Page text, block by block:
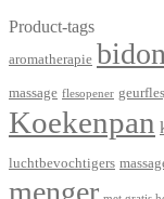
Product-tags
aromatherapie bidon
massage flesopener
Koekenpan
luchtbevochtigers
menger